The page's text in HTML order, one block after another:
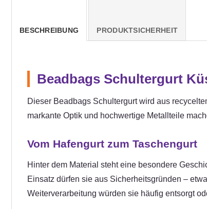
BESCHREIBUNG PRODUKTSICHERHEIT
Beadbags Schultergurt
Dieser Beadbags Schultergurt wird aus
markante Optik und hochwertige Metallteile
Vom Hafengurt zum Taschengurt
Hinter dem Material steht eine besondere
Einsatz dürfen sie aus Sicherheitsgründen –
Weiterverarbeitung würden sie häufig entsorgt